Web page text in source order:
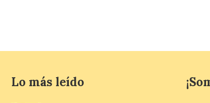
Lo más leído